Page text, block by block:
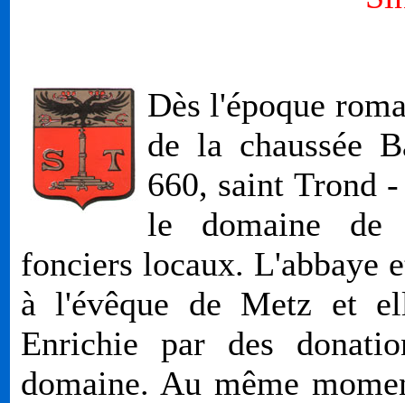
Dès l'époque
de la chaussée
660, saint Trond
le domaine de
fonciers locaux. L'abbaye
à l'évêque de Metz et
Enrichie par des
domaine. Au même